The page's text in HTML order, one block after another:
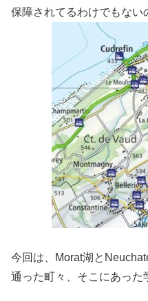
保障されてるわけでもない
今回は、Morat湖と
通った町々、そこにあった